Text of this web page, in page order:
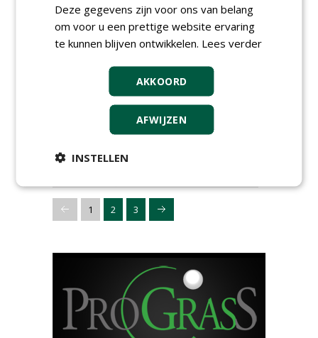
12-12-2018 108 sec
Bomen over boomprojecten
18-09-2018 9 sec
1 2 3
Deze gegevens zijn voor ons van belang
om voor u een prettige website ervaring
te kunnen blijven ontwikkelen. Lees verder
AKKOORD
AFWIJZEN
INSTELLEN